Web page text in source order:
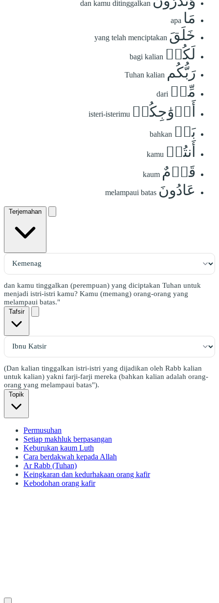
dan kamu ditinggalkan
مَا apa
خَلَقَ yang telah menciptakan
لَكُمۡ bagi kalian
رَبُّكُم Tuhan kalian
مِّنۡ dari
أَزۡوَٰجِكُمۚ isteri-isterimu
بَلۡ bahkan
أَنتُمۡ kamu
قَوۡمٌ kaum
عَادُونَ melampaui batas
Terjemahan
dan kamu tinggalkan (perempuan) yang diciptakan Tuhan untuk
menjadi istri-istri kamu? Kamu (memang) orang-orang yang
melampaui batas."
Tafsir
(Dan kalian tinggalkan istri-istri yang dijadikan oleh Rabb kalian
untuk kalian) yakni farji-farji mereka (bahkan kalian adalah orang-
orang yang melampaui batas").
Topik
Permusuhan
Setiap makhluk berpasangan
Keburukan kaum Luth
Cara berdakwah kepada Allah
Ar Rabb (Tuhan)
Keingkaran dan kedurhakaan orang kafir
Kebodohan orang kafir